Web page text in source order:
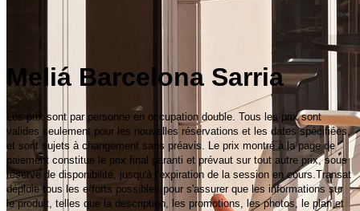
Meliá Barcelona Sarria
Les prix sont par personne en occupation double. Tous les prix sont
valides seulement pour les nouvelles réservations et les dates spécifiées,
et sont sujets à changement sans préavis. Le prix montré à la page de
paiement constitue le prix final garanti et prévaut sur tout autre prix, sous
réserve de disponibilité, jusqu'à l'expiration de la session en cours.Transat
déploie tous les efforts possibles pour s'assurer que les informations sur
le produit, telles que la description, les promotions, les photos, le plan et